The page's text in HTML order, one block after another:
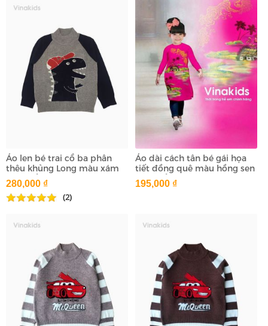
Áo len bé trai cổ ba phân
thêu khủng Long màu xám
(2-9 tuổi)
280,000 ₫
(2)
Áo dài cách tân bé gái họa
tiết đồng quê màu hồng sen
(1-7 tuổi)
195,000 ₫